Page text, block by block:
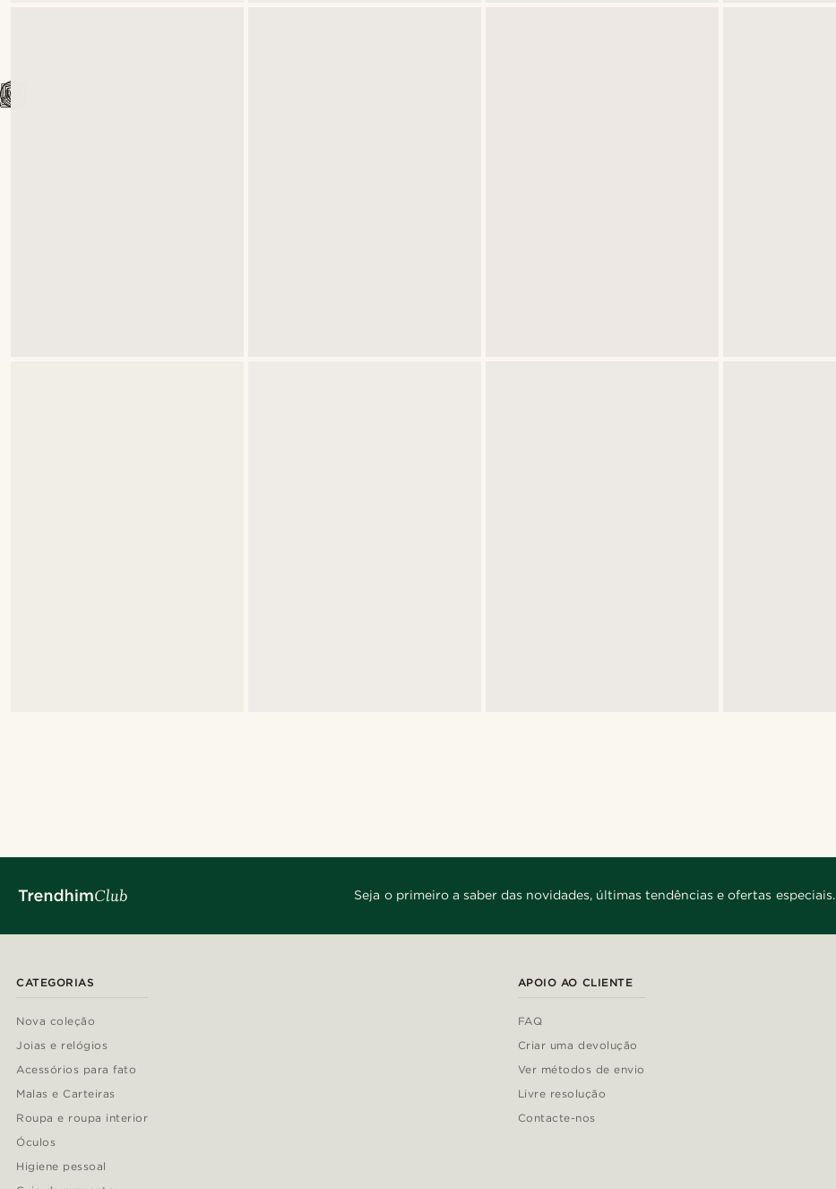
Seja o primeiro a saber das novidades, últimas tendências e ofertas especiais.
CATEGORIAS
Nova coleção
Joias e relógios
Acessórios para fato
Malas e Carteiras
Roupa e roupa interior
Óculos
Higiene pessoal
APOIO AO CLIENTE
FAQ
Criar uma devolução
Ver métodos de envio
Livre resolução
Contacte-nos